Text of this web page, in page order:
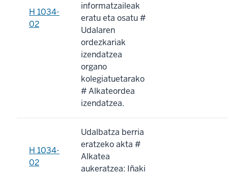
H 1034-
02
informatzaileak
eratu eta osatu #
Udalaren
ordezkariak
izendatzea
organo
kolegiatuetarako
# Alkateordea
izendatzea.
H 1034-
02
Udalbatza berria
eratzeko akta #
Alkatea
aukeratzea: Iñaki